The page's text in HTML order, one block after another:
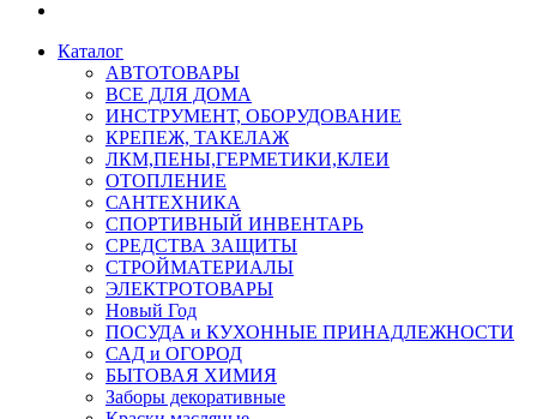
Каталог
АВТОТОВАРЫ
ВСЕ ДЛЯ ДОМА
ИНСТРУМЕНТ, ОБОРУДОВАНИЕ
КРЕПЕЖ, ТАКЕЛАЖ
ЛКМ,ПЕНЫ,ГЕРМЕТИКИ,КЛЕИ
ОТОПЛЕНИЕ
САНТЕХНИКА
СПОРТИВНЫЙ ИНВЕНТАРЬ
СРЕДСТВА ЗАЩИТЫ
СТРОЙМАТЕРИАЛЫ
ЭЛЕКТРОТОВАРЫ
Новый Год
ПОСУДА и КУХОННЫЕ ПРИНАДЛЕЖНОСТИ
САД и ОГОРОД
БЫТОВАЯ ХИМИЯ
Заборы декоративные